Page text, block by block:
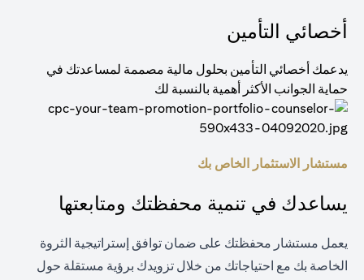
أخصائي التأمين
يدعمك أخصائي التأمين بحلول مالية مصممة لمساعدتك في
حماية الجوانب الأكثر أهمية بالنسبة لك
مستشار الاستثمار الخاص بك
يساعدك في تنمية محفظتك ومتابعتها
يعمل مستشار محفظتك على ضمان توافق إستراتيجية الثروة
الخاصة بك مع احتياجاتك من خلال تزويدك برؤية مستقلة حول